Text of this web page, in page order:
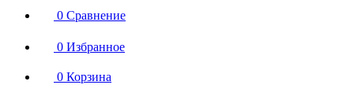
0 Сравнение
0 Избранное
0 Корзина